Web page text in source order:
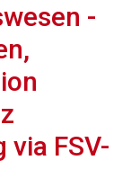
-
via FSV-